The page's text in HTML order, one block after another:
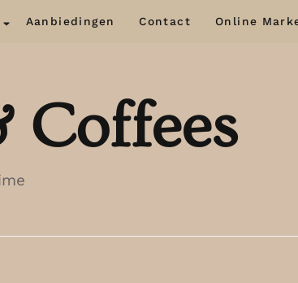
Aanbiedingen Contact Online
Coffees